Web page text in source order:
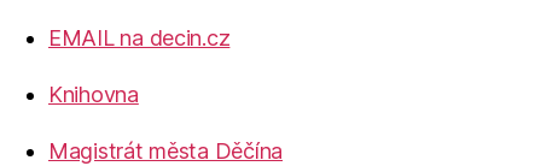
EMAIL na decin.cz
Knihovna
Magistrát města Děčína